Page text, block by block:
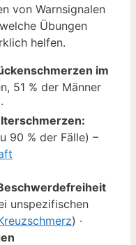
von Warnsignalen
Übungen
helfen.
im
51 % der Männer
90 % der Fälle) –
unspezifischen
) ·